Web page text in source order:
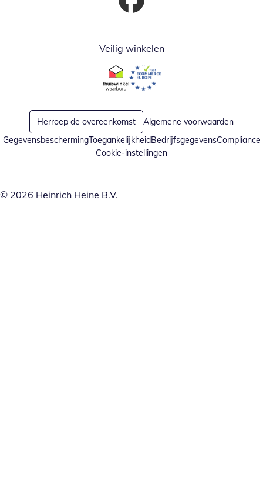
Opent in nieuw venster
Veilig winkelen
Opent in nieuw venster
Opent in nieuw venster
Herroep de overeenkomst
Algemene voorwaarden
GegevensbeschermingToegankelijkheidBedrijfsgegevensCompliance
Cookie-instellingen
© 2026 Heinrich Heine B.V.